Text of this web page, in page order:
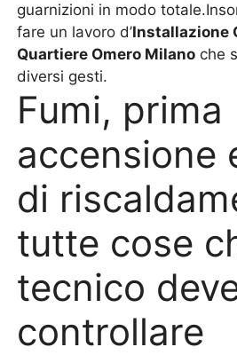
guarnizioni in modo
fare un lavoro d’Installazione
Quartiere Omero Milano che
diversi gesti.
Fumi, prima
accensione
di
tutte cose
tecnico
controllare